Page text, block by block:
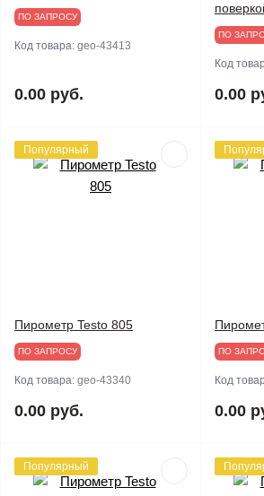
ПО ЗАПРОСУ
Код товара: geo-43413
0.00 руб.
ПО
Код
0.00
Популярный
Пирометр Testo 805
ПО ЗАПРОСУ
Код товара: geo-43340
0.00 руб.
ПО
Код
0.00
Популярный